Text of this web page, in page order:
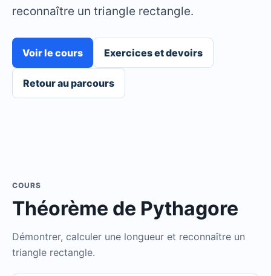
reconnaître un triangle rectangle.
Voir le cours Exercices et devoirs
Retour au parcours
COURS
Théorème de Pythagore
Démontrer, calculer une longueur et reconnaître un
triangle rectangle.